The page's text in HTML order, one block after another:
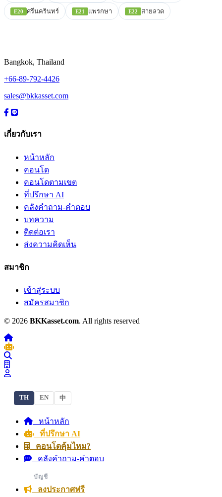
E20 ศรีนครินทร์ E21 แพรกษา E22 สายลวด
Bangkok, Thailand
+66-89-792-4426
sales@bkkasset.com
เกี่ยวกับเรา
หน้าหลัก
คอนโด
คอนโดตามเขต
ที่ปรึกษา AI
คลังคำถาม-คำตอบ
บทความ
ติดต่อเรา
ส่งความคิดเห็น
สมาชิก
เข้าสู่ระบบ
สมัครสมาชิก
© 2026 BKKasset.com. All rights reserved
TH EN 中
หน้าหลัก
ที่ปรึกษา AI
คอนโดคุ้มไหม?
คลังคำถาม-คำตอบ
บัญชี
ลงประกาศฟรี